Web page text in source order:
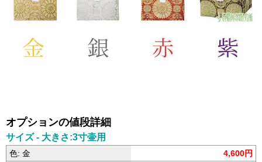
オプションの値段詳細
サイズ - 大きさ:3寸壷用
色: 金
4,600円